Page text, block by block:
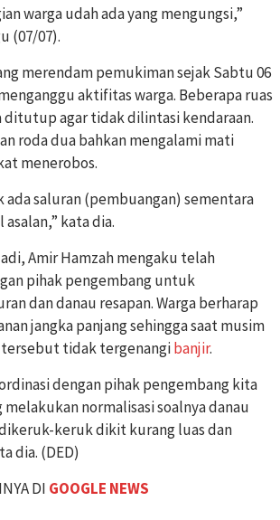
warga udah ada yang mengungsi,”
(07/07).
merendam pemukiman sejak Sabtu 06
aktifitas warga. Beberapa ruas
ditutup agar tidak dilintasi kendaraan.
roda dua bahkan mengalami mati
menerobos.
ada saluran (pembuangan) sementara
asalan,” kata dia.
Amir Hamzah mengaku telah
pihak pengembang untuk
dan danau resapan. Warga berharap
jangka panjang sehingga saat musim
tidak tergenangibanjir.
dengan pihak pengembang kita
normalisasi soalnya danau
keruk dikit kurang luas dan
dia. (DED)
DI GOOGLE NEWS